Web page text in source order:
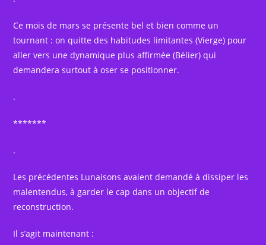
Ce mois de mars se présente bel et bien comme un
tournant : on quitte des habitudes limitantes (Vierge) pour
aller vers une dynamique plus affirmée (Bélier) qui
demandera surtout à oser se positionner.
.
*******
.
Les précédentes Lunaisons avaient demandé à dissiper les
malentendus, à garder le cap dans un objectif de
reconstruction.
Il s’agit maintenant :